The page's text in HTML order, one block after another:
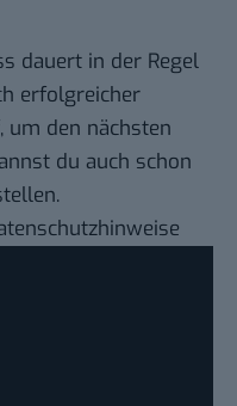
dauert in der Regel
erfolgreicher
um den nächsten
du auch schon
.